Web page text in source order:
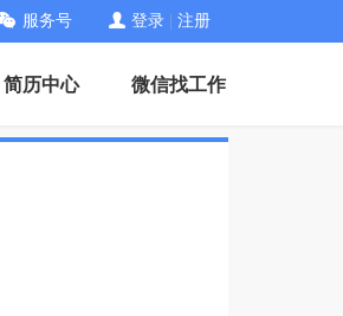
服务号 登录 注册
简历中心 微信找工作